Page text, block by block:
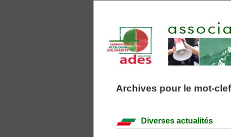
Archives pour le mot-clef
Diverses actualités